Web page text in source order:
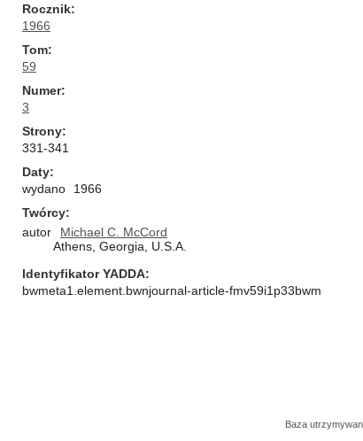
Rocznik
1966
Tom
59
Numer
3
Strony
331-341
Daty
wydano
1966
Twórcy
autor
Michael C. McCord
Athens, Georgia, U.S.A.
Identyfikator YADDA
bwmeta1.element.bwnjournal-article-fmv59i1p33bwm
Baza